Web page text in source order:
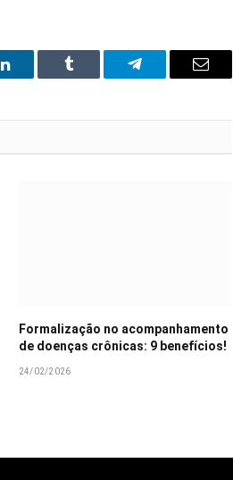
LinkedIn Tumblr Telegram Email
Formalização no acompanhamento
de doenças crônicas: 9 benefícios!
24/02/2026